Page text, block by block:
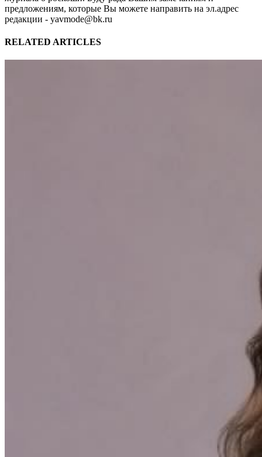
предложениям, которые Вы можете направить на эл.адрес
редакции - yavmode@bk.ru
RELATED ARTICLES